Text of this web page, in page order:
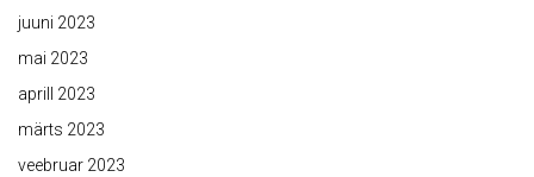
juuni 2023
mai 2023
aprill 2023
märts 2023
veebruar 2023